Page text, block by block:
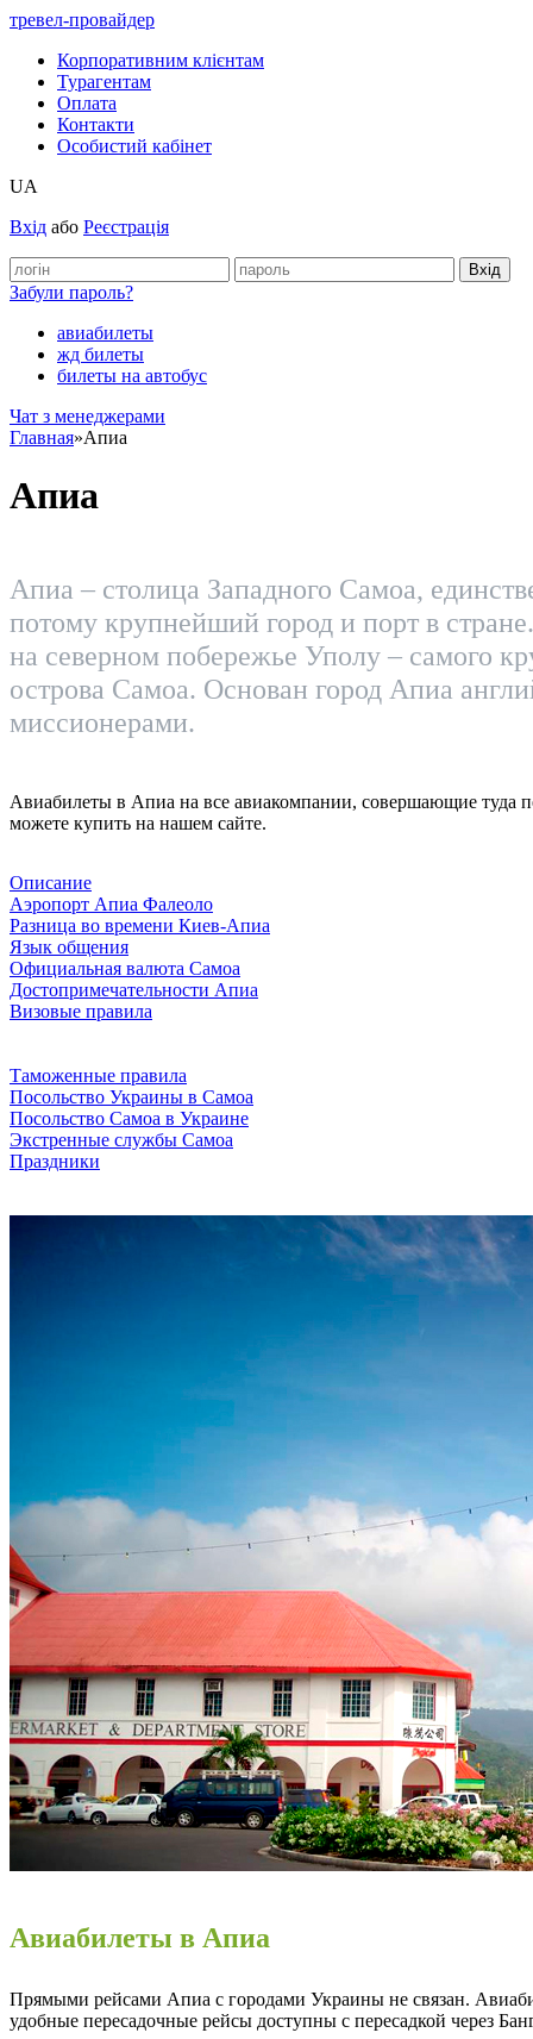
тревел-провайдер
Корпоративним клієнтам
Турагентам
Оплата
Контакти
Особистий кабінет
UA
Вхід або Реєстрація
Забули пароль?
авиабилеты
жд билеты
билеты на автобус
Чат з менеджерами
Главная»Апиа
Апиа
Апиа – столица Западного Самоа,
потому крупнейший город и порт в
на северном побережье Уполу – самого
острова Самоа. Основан город Апиа
миссионерами.
Авиабилеты в Апиа на все авиакомпании, совершающие туда
можете купить на нашем сайте.
Описание
Аэропорт Апиа Фалеоло
Разница во времени Киев-Апиа
Язык общения
Официальная валюта Самоа
Достопримечательности Апиа
Визовые правила
Таможенные правила
Посольство Украины в Самоа
Посольство Самоа в Украине
Экстренные службы Самоа
Праздники
Авиабилеты в Апиа
Прямыми рейсами Апиа с городами Украины не связан.
удобные пересадочные рейсы доступны с пересадкой через